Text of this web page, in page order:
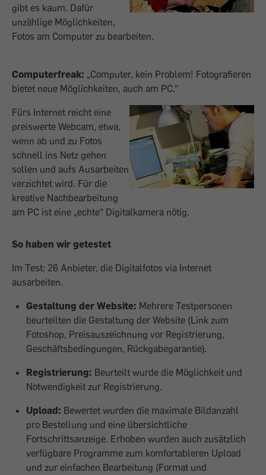
gibt es kaum. Dafür
unzählige Möglichkeiten,
Fotos am Computer zu bearbeiten.
Computerfreak: „Computer, kein Problem! Fotografieren
bietet neue Möglichkeiten, auch am PC.“
Fürs Internet reicht eine
preiswerte Webcam, etwa,
wenn ab und zu Fotos
schnell ins Netz gehen
sollen und aufs Ausarbeiten
verzichtet wird. Für die
kreative Nachbearbeitung
am PC ist eine „echte“ Digitalkamera nötig.
So haben wir getestet
Im Test: 26 Anbieter, die Digitalfotos via Internet
ausarbeiten.
Gestaltung der Website: Mehrere Testpersonen
beurteilten die Gestaltung der Website (Link zum
Fotoshop, Preisauszeichnung vor Registrierung,
Geschäftsbedingungen, Rückgabegarantie).
Registrierung: Beurteilt wurde die Möglichkeit und
Notwendigkeit zur Registrierung.
Upload: Bewertet wurden die maximale Bildanzahl
pro Bestellung und eine übersichtliche
Fortschrittsanzeige. Erhoben wurden auch zusätzlich
verfügbare Programme zum komfortableren Upload
und zur einfachen Bearbeitung (Format und